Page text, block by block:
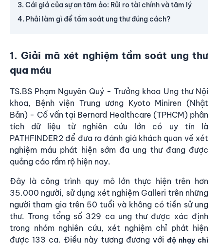
3. Cái giá của sự an tâm ảo: Rủi ro tài chính và tâm lý
4. Phải làm gì để tầm soát ung thư đúng cách?
1. Giải mã xét nghiệm tầm soát ung thư
qua máu
TS.BS Phạm Nguyên Quý - Trưởng khoa Ung thư Nội
khoa, Bệnh viện Trung ương Kyoto Miniren (Nhật
Bản) - Cố vấn tại Bernard Healthcare (TPHCM) phân
tích dữ liệu từ nghiên cứu lớn có uy tín là
PATHFINDER2 để đưa ra đánh giá khách quan về xét
nghiệm máu phát hiện sớm đa ung thư đang được
quảng cáo rầm rộ hiện nay.
Đây là công trình quy mô lớn thực hiện trên hơn
35.000 người, sử dụng xét nghiệm Galleri trên những
người tham gia trên 50 tuổi và không có tiền sử ung
thư. Trong tổng số 329 ca ung thư được xác định
trong nhóm nghiên cứu, xét nghiệm chỉ phát hiện
được 133 ca. Điều này tương đương với độ nhạy chỉ